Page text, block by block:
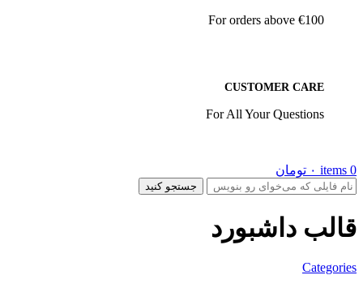
For orders above €100
CUSTOMER CARE
For All Your Questions
0
items ۰ تومان
جستجو کنید
قالب داشبورد
Categories